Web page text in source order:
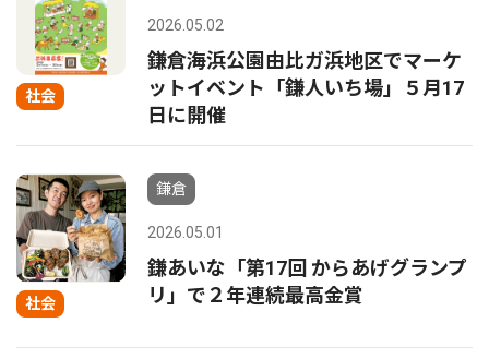
社会
2026.05.02
鎌倉海浜公園由比ガ浜地区でマーケ
ットイベント「鎌人いち場」５月17
日に開催
社会
鎌倉
2026.05.01
鎌あいな「第17回 からあげグランプ
リ」で２年連続最高金賞